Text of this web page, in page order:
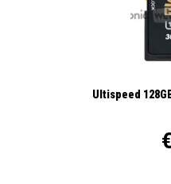
Ultispeed